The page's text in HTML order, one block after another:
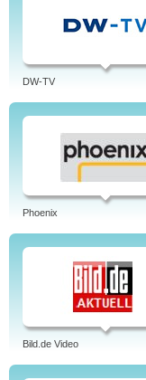
DW-TV
Phoenix
Bild.de Video